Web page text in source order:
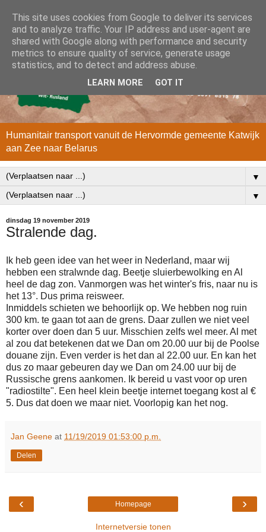
Humanitair transport vanuit de Hervormde gemeente Katwijk
aan Zee naar Belarus
▼
▼
dinsdag 19 november 2019
Stralende dag.
Ik heb geen idee van het weer in Nederland, maar wij
hebben een stralwnde dag. Beetje sluierbewolking en Al
heel de dag zon. Vanmorgen was het winter's fris, naar nu is
het 13°. Dus prima reisweer.
Inmiddels schieten we behoorlijk op. We hebben nog ruin
300 km. te gaan tot aan de grens. Daar zullen we niet veel
korter over doen dan 5 uur. Misschien zelfs wel meer. Al met
al zou dat betekenen dat we Dan om 20.00 uur bij de Poolse
douane zijn. Even verder is het dan al 22.00 uur. En kan het
dus zo maar gebeuren day we Dan om 24.00 uur bij de
Russische grens aankomen. Ik bereid u vast voor op uren
"radiostilte". Een heel klein beetje internet toegang kost al €
5. Dus dat doen we maar niet. Voorlopig kan het nog.
Jan Geene at 11/19/2019 01:53:00 p.m.
Delen
‹ ›
Homepage
Internetversie tonen
This site uses cookies from Google to deliver its services
and to analyze traffic. Your IP address and user-agent are
shared with Google along with performance and security
metrics to ensure quality of service, generate usage
statistics, and to detect and address abuse.
LEARN MORE GOT IT